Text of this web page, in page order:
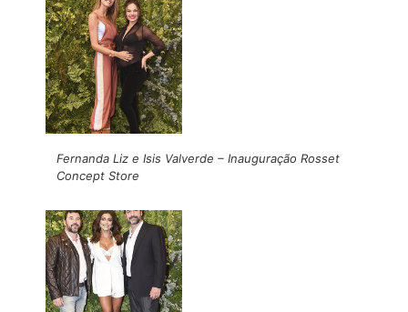
Fernanda Liz e Isis Valverde – Inauguração Rosset
Concept Store